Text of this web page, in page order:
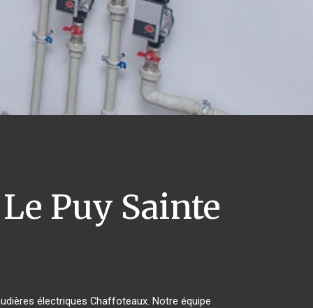
Puy Sainte
électriques Chaffoteaux. Notre équipe